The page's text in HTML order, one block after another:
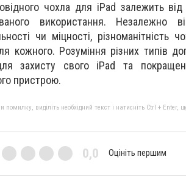
чохла для iPad залежить
використання. Незалежно
чи міцності, різноманітність
кожного. Розуміння різних типів
захисту свого iPad та
пристрою.
помилку, виділіть необхідний текст і натисніть Ctrl + Enter,
0,0 Оцініть першим